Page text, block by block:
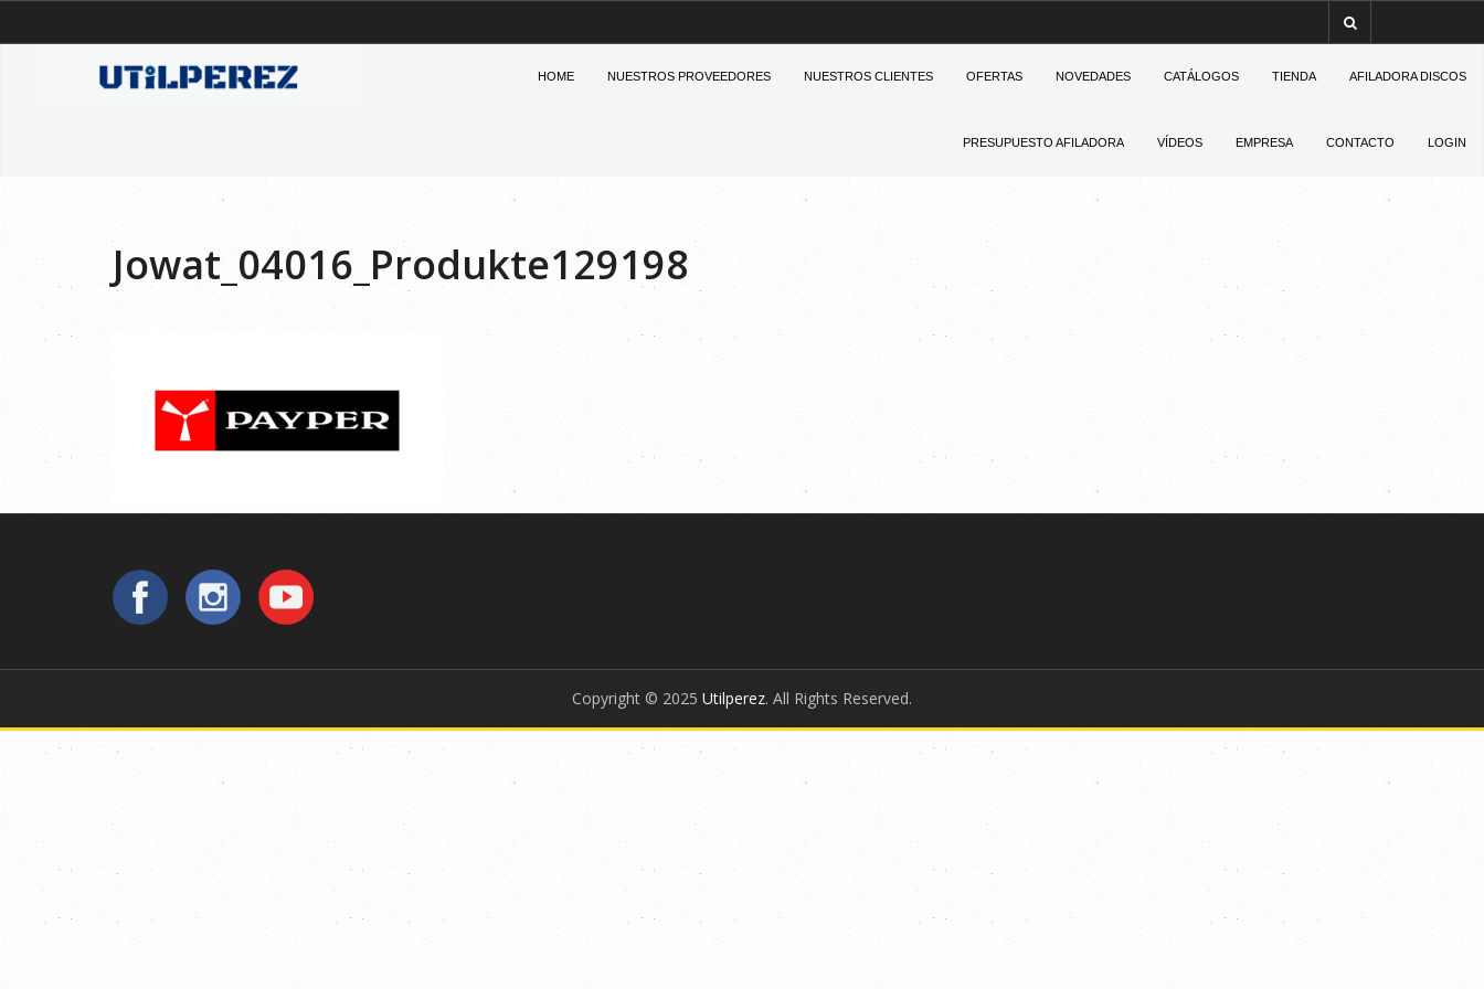
HOME NUESTROS PROVEEDORES NUESTROS CLIENTES OFERTAS NOVEDADES CATÁLOGOS TIENDA AFILADORA DISCOS
PRESUPUESTO AFILADORA VÍDEOS EMPRESA CONTACTO LOGIN
Jowat_04016_Produkte129198
Copyright © 2025 Utilperez. All Rights Reserved.